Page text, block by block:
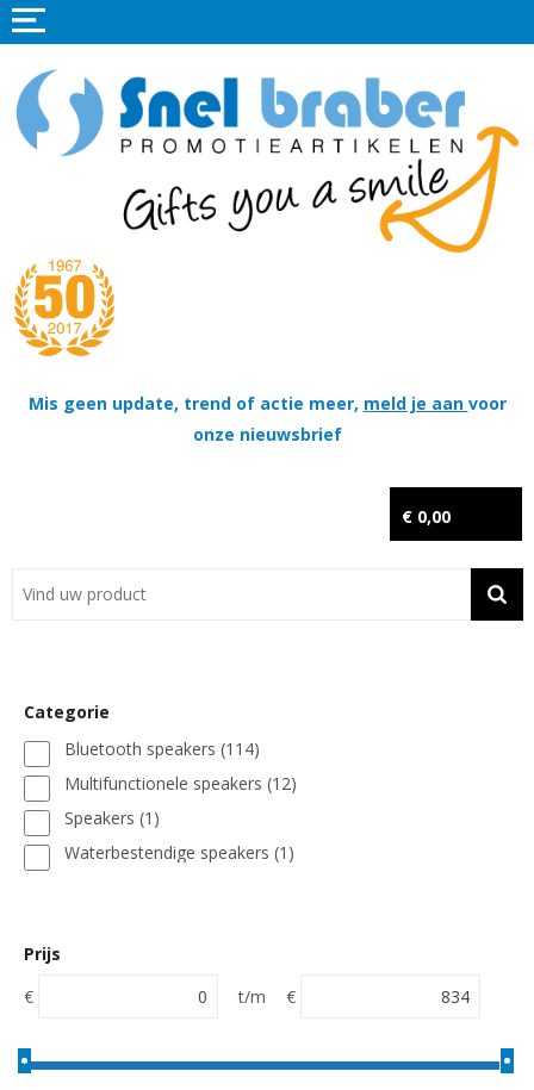
Mis geen update, trend of actie meer, meld je aan voor
onze nieuwsbrief
€ 0,00
Home
Promotieartikelen
Tassen
Thema's
Contact
Categorie
Bluetooth speakers (114)
Multifunctionele speakers (12)
Speakers (1)
Waterbestendige speakers (1)
Prijs
€
t/m €